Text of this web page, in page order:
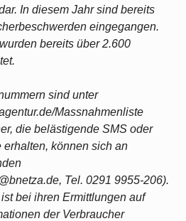
In diesem Jahr sind bereits
eingegangen.
bereits über 2.600
sind unter
Massnahmenliste
die belästigende SMS oder
können sich an
Tel. 0291 9955-206).
bei ihren Ermittlungen auf
der Verbraucher